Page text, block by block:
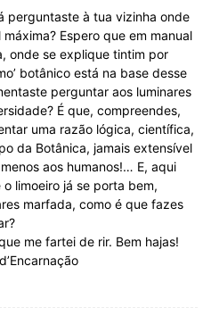
perguntaste à tua vizinha onde
Espero que em manual
onde se explique tintim por
botânico está na base desse
perguntar aos luminares
É que, compreendes,
uma razão lógica, científica,
da Botânica, jamais extensível
aos humanos!… E, aqui
limoeiro já se porta bem,
marfada, como é que fazes
me fartei de rir. Bem hajas!